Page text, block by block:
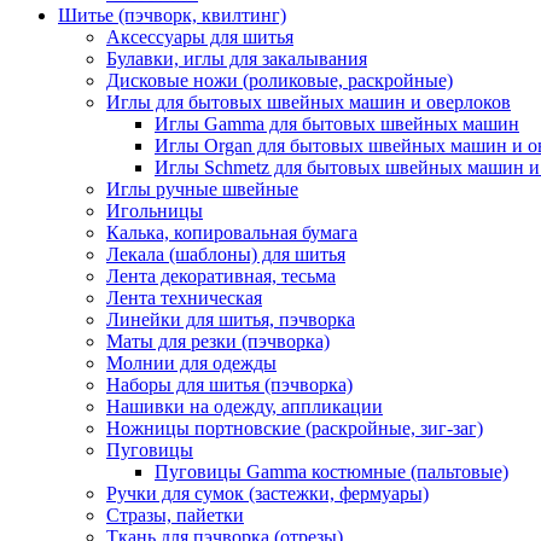
Шитье (пэчворк, квилтинг)
Аксессуары для шитья
Булавки, иглы для закалывания
Дисковые ножи (роликовые, раскройные)
Иглы для бытовых швейных машин и оверлоков
Иглы Gamma для бытовых швейных машин
Иглы Organ для бытовых швейных машин и
Иглы Schmetz для бытовых швейных машин и
Иглы ручные швейные
Игольницы
Калька, копировальная бумага
Лекала (шаблоны) для шитья
Лента декоративная, тесьма
Лента техническая
Линейки для шитья, пэчворка
Маты для резки (пэчворка)
Молнии для одежды
Наборы для шитья (пэчворка)
Нашивки на одежду, аппликации
Ножницы портновские (раскройные, зиг-заг)
Пуговицы
Пуговицы Gamma костюмные (пальтовые)
Ручки для сумок (застежки, фермуары)
Стразы, пайетки
Ткань для пэчворка (отрезы)